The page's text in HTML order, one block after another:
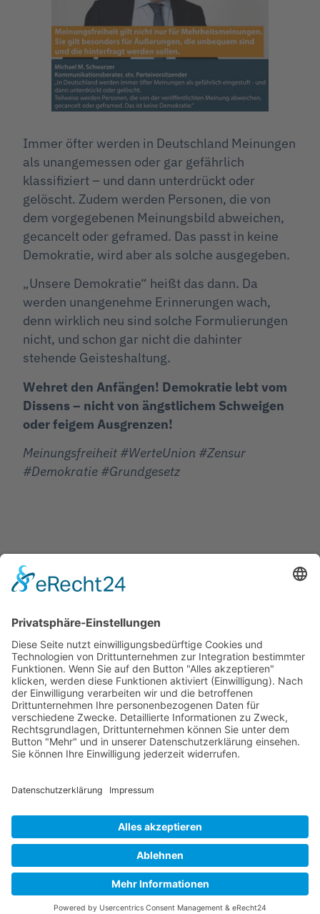
Immer öfter werden in Deutschland Meinungen
als unangemessen oder gar gefährlich
klassifiziert – und dann unterdrückt oder
gelöscht. Zudem werden Personen, die von
dem vorgegebenen Meinungsbild abweichen,
gecancelt oder geframed. Das passt in keine
Demokratie, wird aber als solche ausgegeben.
„Unsere Demokratie“ heißt das dann. Da
werden unangenehme Erinnerungen wach,
denn wirklich neu sind solche Formulierungen
nicht, und schon gar nicht die dahinter
stehende Geisteshaltung.
Wehret den Anfängen! Demokratie lebt vom
Dissens – nicht von ängstlichem Schweigen
oder feigem Ausgrenzen!
Meinungsfreiheit #WerteUnion #Zensur
#Demokratie #Grundgesetz
Jetzt teilen
Facebook Twitter
Pinterest WhatsApp Telegram
XING Email
KONTAKT
IMPRESSUM
DATENSCHUTZHINWEISE